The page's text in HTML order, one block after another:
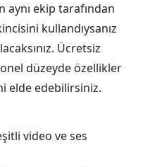
aynı ekip tarafından
kullandıysanız
Ücretsiz
düzeyde özellikler
elde edebilirsiniz.
video ve ses